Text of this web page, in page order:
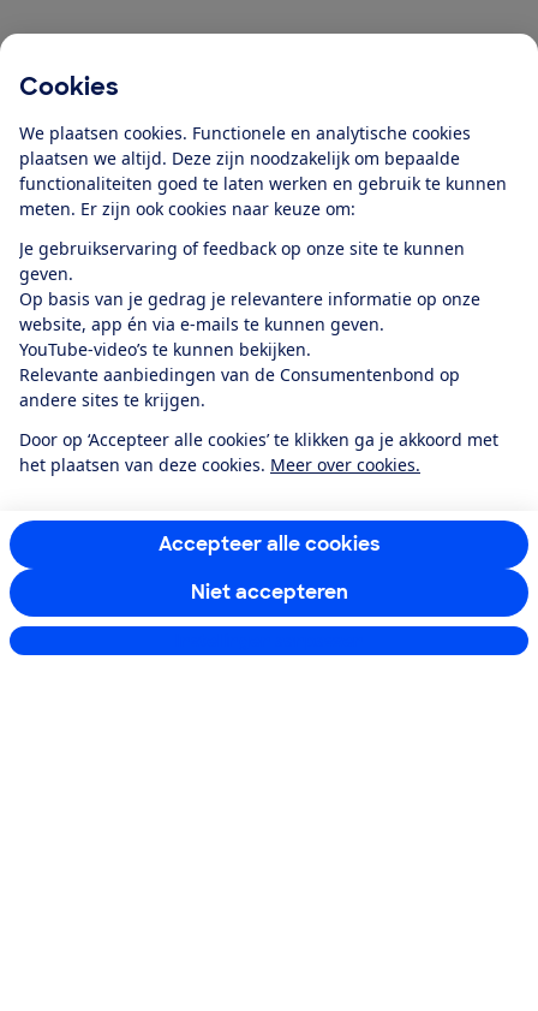
Cookies
We plaatsen cookies. Functionele en analytische cookies
plaatsen we altijd. Deze zijn noodzakelijk om bepaalde
functionaliteiten goed te laten werken en gebruik te kunnen
meten. Er zijn ook cookies naar keuze om:
Je gebruikservaring of feedback op onze site te kunnen
geven.
Op basis van je gedrag je relevantere informatie op onze
website, app én via e-mails te kunnen geven.
YouTube-video’s te kunnen bekijken.
Relevante aanbiedingen van de Consumentenbond op
andere sites te krijgen.
Door op ‘Accepteer alle cookies’ te klikken ga je akkoord met
het plaatsen van deze cookies. Meer over cookies.
Accepteer alle cookies
Niet accepteren
Ontvang nieuws, acties en tips in je mailbox. In onze
privacyverklaringlees je hoe we omgaan met je
persoonsgegevens en e-mails voor je personaliseren.
E-mailadres
Ik meld me aan
Service & Contact
Doe mee